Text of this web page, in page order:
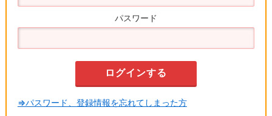
パスワード
⇒パスワード、登録情報を忘れてしまった方